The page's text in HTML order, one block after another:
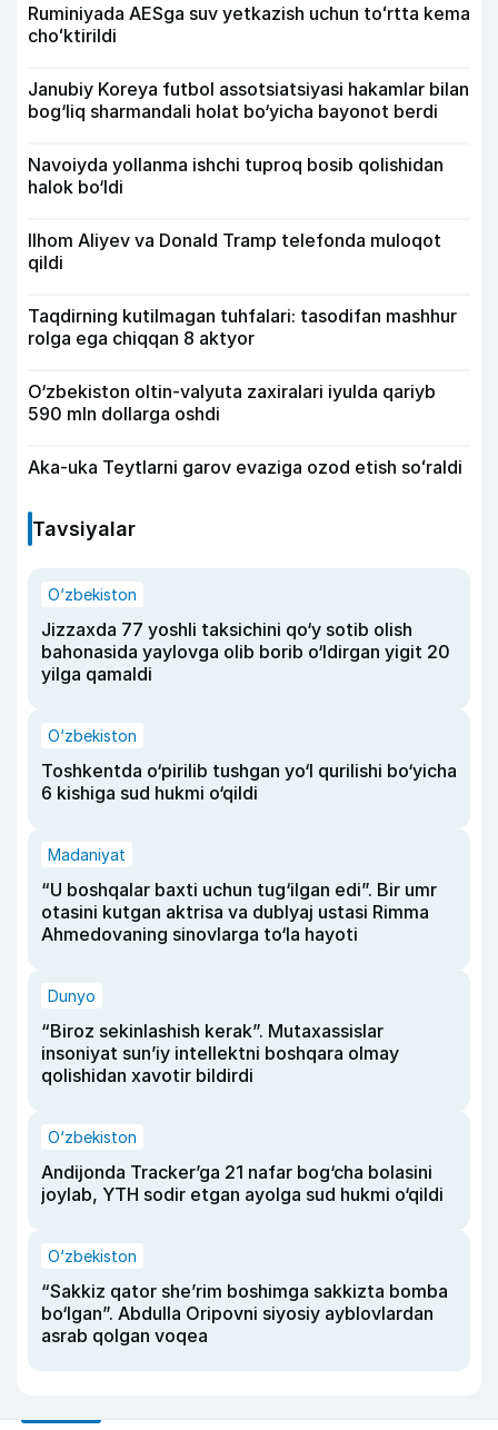
Ruminiyada AESga suv yetkazish uchun toʻrtta kema
choʻktirildi
Janubiy Koreya futbol assotsiatsiyasi hakamlar bilan
bog‘liq sharmandali holat bo‘yicha bayonot berdi
Navoiyda yollanma ishchi tuproq bosib qolishidan
halok bo‘ldi
Ilhom Aliyev va Donald Tramp telefonda muloqot
qildi
Taqdirning kutilmagan tuhfalari: tasodifan mashhur
rolga ega chiqqan 8 aktyor
O‘zbekiston oltin-valyuta zaxiralari iyulda qariyb
590 mln dollarga oshdi
Aka-uka Teytlarni garov evaziga ozod etish soʻraldi
Tavsiyalar
O‘zbekiston
Jizzaxda 77 yoshli taksichini qo‘y sotib olish
bahonasida yaylovga olib borib o‘ldirgan yigit 20
yilga qamaldi
O‘zbekiston
Toshkentda o‘pirilib tushgan yo‘l qurilishi bo‘yicha
6 kishiga sud hukmi o‘qildi
Madaniyat
“U boshqalar baxti uchun tug‘ilgan edi”. Bir umr
otasini kutgan aktrisa va dublyaj ustasi Rimma
Ahmedovaning sinovlarga to‘la hayoti
Dunyo
“Biroz sekinlashish kerak”. Mutaxassislar
insoniyat sun’iy intellektni boshqara olmay
qolishidan xavotir bildirdi
O‘zbekiston
Andijonda Tracker’ga 21 nafar bog‘cha bolasini
joylab, YTH sodir etgan ayolga sud hukmi o‘qildi
O‘zbekiston
“Sakkiz qator she’rim boshimga sakkizta bomba
bo‘lgan”. Abdulla Oripovni siyosiy ayblovlardan
asrab qolgan voqea